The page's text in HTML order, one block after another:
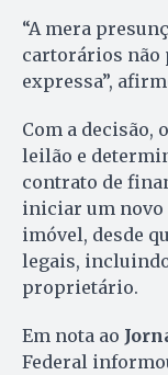
“A mera
cartorários não
expressa”,
Com a decisão,
leilão e
contrato de
iniciar um novo
imóvel, desde
legais,
proprietário.
Em nota ao
Federal